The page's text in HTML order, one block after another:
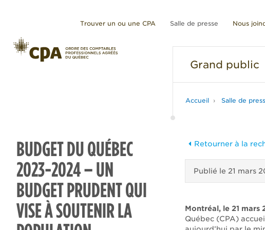
Trouver un ou une CPA Salle de presse Nous
Grand public
Accueil Salle de
BUDGET DU QUÉBEC
2023-2024 – UN
BUDGET PRUDENT QUI
VISE À SOUTENIR LA
Retourner à la
Publié le 21 mars
Montréal, le 21 mars
Québec (CPA)